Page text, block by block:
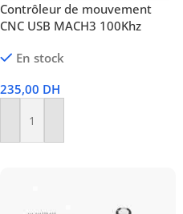
Contrôleur de mouvement
CNC USB MACH3 100Khz
En stock
235,00 DH
Ajouter Au Panier